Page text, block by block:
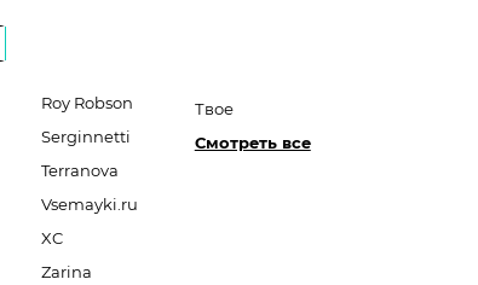
Roy Robson
Serginnetti
Terranova
Vsemayki.ru
XC
Zarina
Твое
Смотреть все